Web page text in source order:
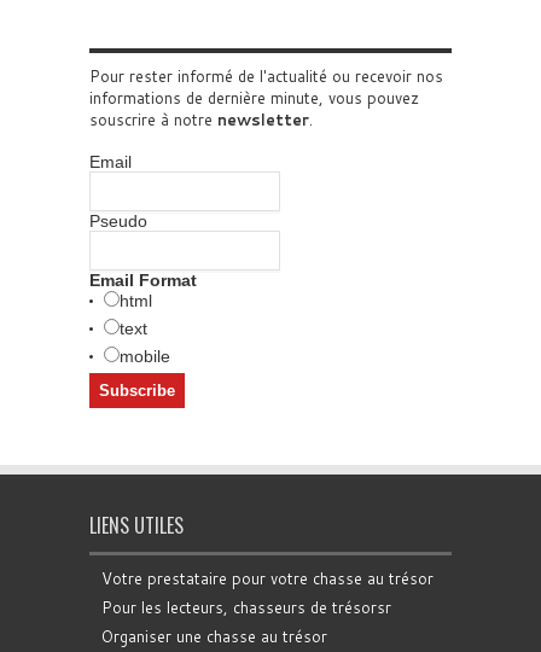
Pour rester informé de l'actualité ou recevoir nos
informations de dernière minute, vous pouvez
souscrire à notre newsletter.
Email
Pseudo
Email Format
html
text
mobile
LIENS UTILES
Votre prestataire pour votre chasse au trésor
Pour les lecteurs, chasseurs de trésorsr
Organiser une chasse au trésor